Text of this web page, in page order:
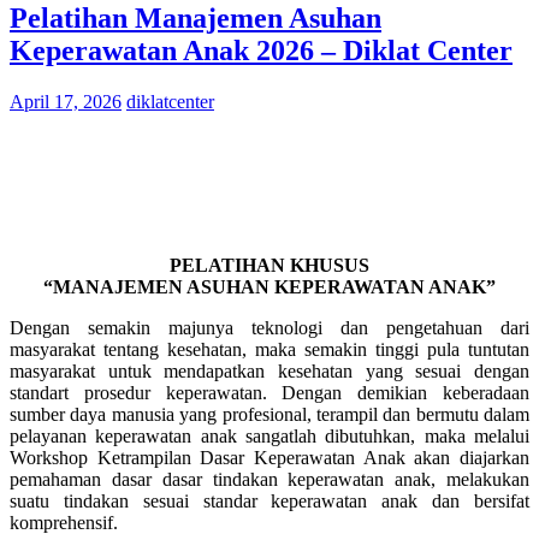
Pelatihan Manajemen Asuhan
Keperawatan Anak 2026 – Diklat Center
April 17, 2026 diklatcenter
PELATIHAN KHUSUS
“MANAJEMEN ASUHAN KEPERAWATAN ANAK”
Dengan semakin majunya teknologi dan pengetahuan dari
masyarakat tentang kesehatan, maka semakin tinggi pula tuntutan
masyarakat untuk mendapatkan kesehatan yang sesuai dengan
standart prosedur keperawatan. Dengan demikian keberadaan
sumber daya manusia yang profesional, terampil dan bermutu dalam
pelayanan keperawatan anak sangatlah dibutuhkan, maka melalui
Workshop Ketrampilan Dasar Keperawatan Anak akan diajarkan
pemahaman dasar dasar tindakan keperawatan anak, melakukan
suatu tindakan sesuai standar keperawatan anak dan bersifat
komprehensif.